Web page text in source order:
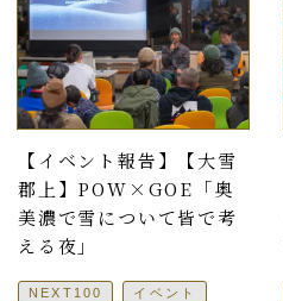
【イベント報告】【大雪
郡上】POW×GOE「奥
美濃で雪について皆で考
える夜」
NEXT100 イベント